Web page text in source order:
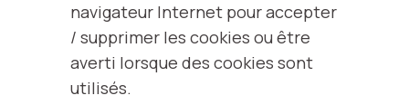
navigateur Internet pour accepter
/ supprimer les cookies ou être
averti lorsque des cookies sont
utilisés.